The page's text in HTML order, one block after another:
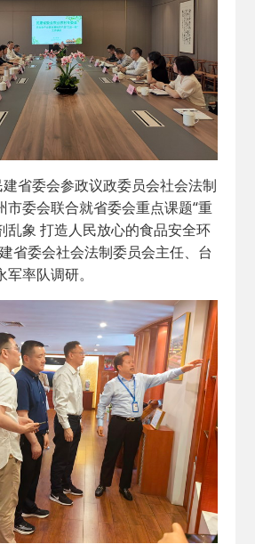
派整体智… 2025-06-05
委会民主… 2025-04-10
主建国会… 2025-02-24
主建国会… 2024-03-04
委会参政议政委员会社会法制
市委会联合就省委会重点课题“重
乱象 打造人民放心的食品安全环
省委会社会法制委员会主任、台
率队调研。